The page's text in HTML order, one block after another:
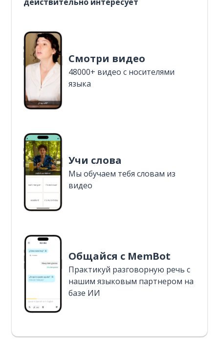
Смотри видео
48000+ видео с носителями
языка
Учи слова
Мы обучаем тебя словам из
видео
Общайся с MemBot
Практикуй разговорную речь с
нашим языковым партнером на
базе ИИ